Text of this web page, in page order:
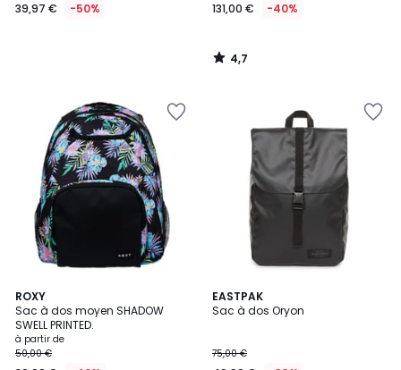
39,97 € -50% 131,00 € -40%
4,7
/
ROXY
Sac à dos moyen SHADOW
SWELL PRINTED.
à partir de
50,00 €
3
Couleurs
EASTPAK
Sac à dos Oryon
75,00 €